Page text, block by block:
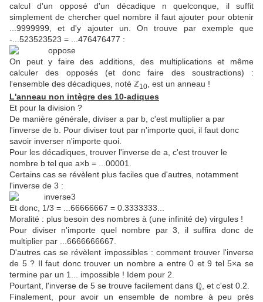
calcul d'un opposé d'un décadique n quelconque, il suffit
simplement de chercher quel nombre il faut ajouter pour obtenir
...9999999, et d'y ajouter un. On trouve par exemple que
-...523523523 = ...476476477 :
On peut y faire des additions, des multiplications et même
calculer des opposés (et donc faire des soustractions) :
l'ensemble des décadiques, noté ℤ10
, est un anneau !
L'anneau non intègre des 10-adiques
Et pour la division ?
De manière générale, diviser a par b, c'est multiplier a par
l'inverse de b. Pour diviser tout par n'importe quoi, il faut donc
savoir inverser n'importe quoi.
Pour les décadiques, trouver l'inverse de a, c'est trouver le
nombre b tel que a×b = ...00001.
Certains cas se révèlent plus faciles que d'autres, notamment
l'inverse de 3 :
Et donc, 1/3 = ...66666667 = 0.3333333...
Moralité : plus besoin des nombres à (une infinité de) virgules !
Pour diviser n'importe quel nombre par 3, il suffira donc de
multiplier par ...6666666667.
D'autres cas se révèlent impossibles : comment trouver l'inverse
de 5 ? Il faut donc trouver un nombre a entre 0 et 9 tel 5×a se
termine par un 1... impossible ! Idem pour 2.
Pourtant, l'inverse de 5 se trouve facilement dans ℚ, et c'est 0.2.
Finalement, pour avoir un ensemble de nombre à peu près